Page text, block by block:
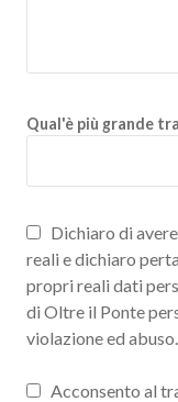
Qual'è più grande
Dichiaro di
reali e dichiaro
propri reali dati
di Oltre il Ponte
violazione ed abuso.
Acconsento al